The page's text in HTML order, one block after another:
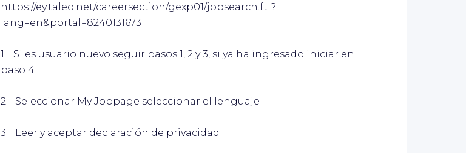
https://ey.taleo.net/careersection/gexp01/jobsearch.ftl?
lang=en&portal=8240131673
1. Si es usuario nuevo seguir pasos 1, 2 y 3, si ya ha ingresado iniciar en
paso 4
2. Seleccionar My Jobpage seleccionar el lenguaje
3. Leer y aceptar declaración de privacidad